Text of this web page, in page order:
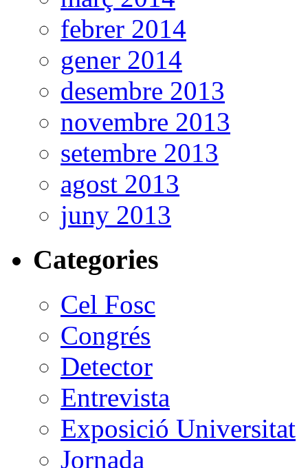
febrer 2014
gener 2014
desembre 2013
novembre 2013
setembre 2013
agost 2013
juny 2013
Categories
Cel Fosc
Congrés
Detector
Entrevista
Exposició Universitat
Jornada